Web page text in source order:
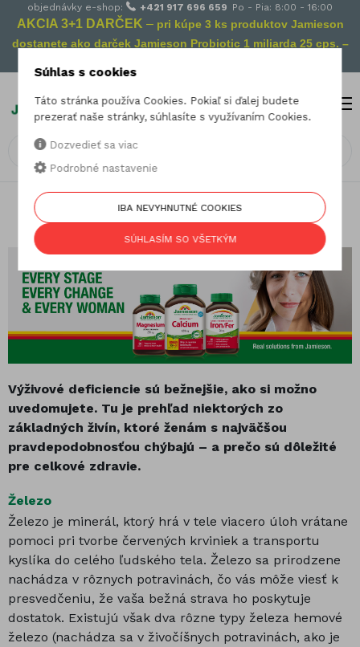
objednávky e-shop: +421 917 696 659 Po - Pia: 8:00 - 16:00
AKCIA 3+1 DARČEK – pri kúpe 3 ks produktov Jamieson
dostanete ako darček Jamieson Probiotic 1 miliarda 25 cps. –
0
07.03.2025
Bežné nutričné deficiencie u žien
Výživové deficiencie sú bežnejšie, ako si možno
uvedomujete. Tu je prehľad niektorých zo
základných živín, ktoré ženám s najväčšou
pravdepodobnosťou chýbajú – a prečo sú dôležité
pre celkové zdravie.
Železo
Železo je minerál, ktorý hrá v tele viacero úloh vrátane
pomoci pri tvorbe červených krviniek a transportu
kyslíka do celého ľudského tela. Železo sa prirodzene
nachádza v rôznych potravinách, čo vás môže viesť k
presvedčeniu, že vaša bežná strava ho poskytuje
dostatok. Existujú však dva rôzne typy železa hemové
železo (nachádza sa v živočíšnych potravinách, ako je
Súhlas s cookies
Táto stránka používa Cookies. Pokiaľ si ďalej budete
prezerať naše stránky, súhlasíte s využívaním Cookies.
Dozvedieť sa viac
Podrobné nastavenie
IBA NEVYHNUTNÉ COOKIES
SÚHLASÍM SO VŠETKÝM